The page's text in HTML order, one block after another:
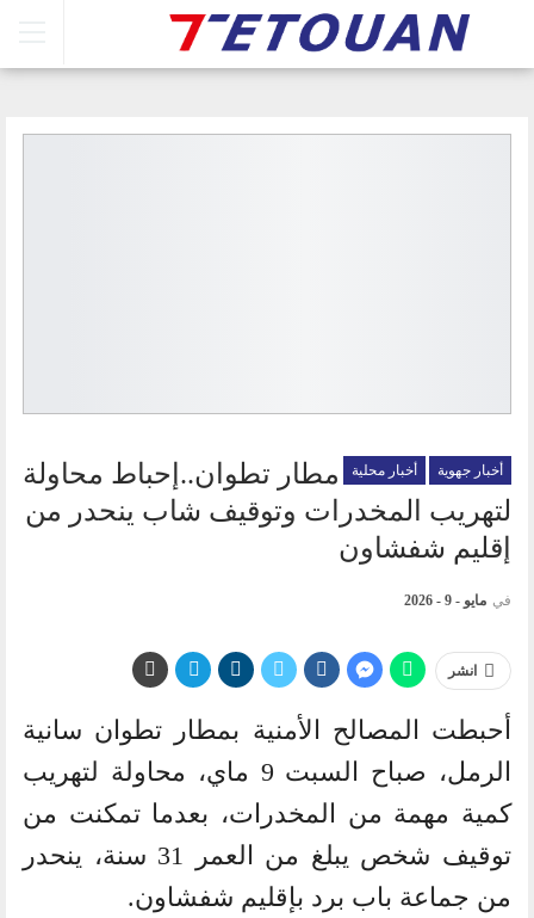
أخبار جهوية أخبار محلية
مطار تطوان..إحباط محاولة
لتهريب المخدرات وتوقيف شاب ينحدر من
إقليم شفشاون
في مايو - 9 - 2026
انشر
أحبطت المصالح الأمنية بمطار تطوان سانية
الرمل، صباح السبت 9 ماي، محاولة لتهريب
كمية مهمة من المخدرات، بعدما تمكنت من
توقيف شخص يبلغ من العمر 31 سنة، ينحدر
من جماعة باب برد بإقليم شفشاون.